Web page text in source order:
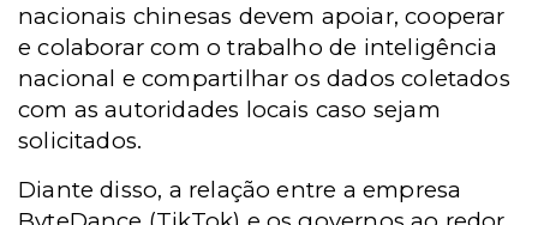
nacionais chinesas devem apoiar, cooperar
e colaborar com o trabalho de inteligência
nacional e compartilhar os dados coletados
com as autoridades locais caso sejam
solicitados.
Diante disso, a relação entre a empresa